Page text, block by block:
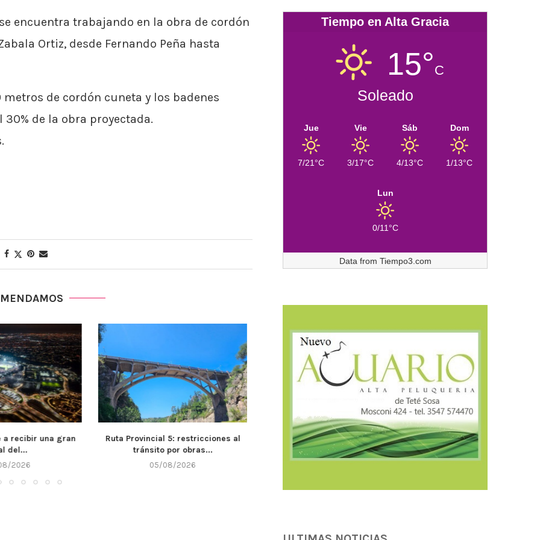
encuentra trabajando en la obra de cordón
Ortiz, desde Fernando Peña hasta
de cordón cuneta y los badenes
de la obra proyectada.
5: restricciones al
por obras...
08/2026
El IPET 132 de Alta Gracia recibió
$7...
05/08/2026
AMBIENTE: ÚLTIMOS DÍAS PARA
CONCLUIR TAREAS DE PODA
Llaryora anunció una
$3.500 millones
Tiempo en Alta Gracia
15°C
Soleado
Jue
7/21°C
Vie
3/17°C
Sáb
4/13°C
Dom
1/13°C
Lun
0/11°C
Data from Tiempo3.com